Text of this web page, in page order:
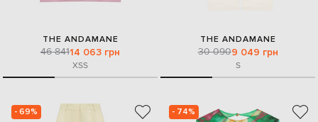
THE ANDAMANE
46 84114 063 грн
XSS
THE ANDAMANE
30 0909 049 грн
S
- 69% - 74%